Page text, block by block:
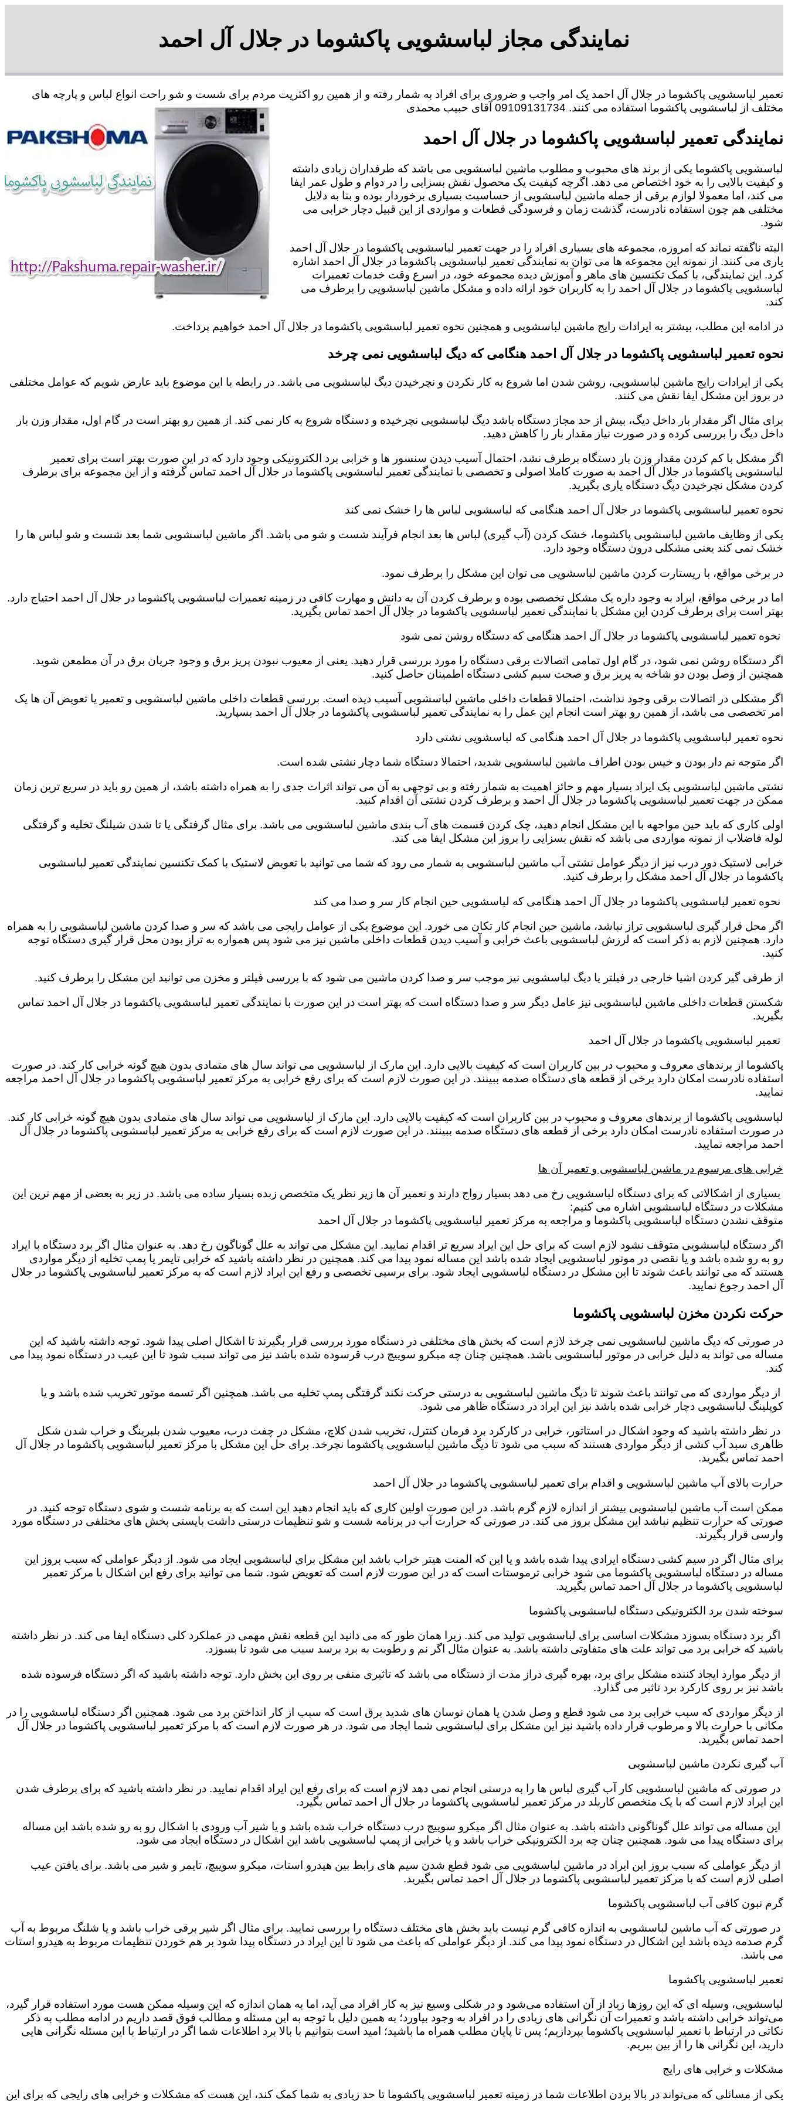
نمایندگی مجاز لباسشویی پاکشوما در جلال آل احمد
تعمیر لباسشویی پاکشوما در جلال آل احمد یک امر واجب و ضروری برای افراد به شمار رفته و از همین رو اکثریت مردم برای شست و شو راحت انواع لباس و پارچه های
مختلف از لباسشویی پاکشوما استفاده می کنند. 09109131734 آقای حبیب محمدی
نمایندگی تعمیر لباسشویی پاکشوما در جلال آل احمد
لباسشویی پاکشوما یکی از برند های محبوب و مطلوب ماشین لباسشویی می باشد که طرفداران زیادی داشته
و کیفیت بالایی را به خود اختصاص می دهد. اگرچه کیفیت یک محصول نقش بسزایی را در دوام و طول عمر ایفا
می کند، اما معمولا لوازم برقی از جمله ماشین لباسشویی از حساسیت بسیاری برخوردار بوده و بنا به دلایل
مختلفی هم چون استفاده نادرست، گذشت زمان و فرسودگی قطعات و مواردی از این قبیل دچار خرابی می
شود.
البته ناگفته نماند که امروزه، مجموعه های بسیاری افراد را در جهت تعمیر لباسشویی پاکشوما در جلال آل احمد
یاری می کنند. از نمونه این مجموعه ها می توان به نمایندگی تعمیر لباسشویی پاکشوما در جلال آل احمد اشاره
کرد. این نمایندگی، با کمک تکنسین های ماهر و آموزش دیده مجموعه خود، در اسرع وقت خدمات تعمیرات
لباسشویی پاکشوما در جلال آل احمد را به کاربران خود ارائه داده و مشکل ماشین لباسشویی را برطرف می
کند.
در ادامه این مطلب، بیشتر به ایرادات رایج ماشین لباسشویی و همچنین نحوه تعمیر لباسشویی پاکشوما در جلال آل احمد خواهیم پرداخت.
نحوه تعمیر لباسشویی پاکشوما در جلال آل احمد هنگامی که دیگ لباسشویی نمی چرخد
یکی از ایرادات رایج ماشین لباسشویی، روشن شدن اما شروع به کار نکردن و نچرخیدن دیگ لباسشویی می باشد. در رابطه با این موضوع باید عارض شویم که عوامل مختلفی
در بروز این مشکل ایفا نقش می کنند.
برای مثال اگر مقدار بار داخل دیگ، بیش از حد مجاز دستگاه باشد دیگ لباسشویی نچرخیده و دستگاه شروع به کار نمی کند. از همین رو بهتر است در گام اول، مقدار وزن بار
داخل دیگ را بررسی کرده و در صورت نیاز مقدار بار را کاهش دهید‌.
اگر مشکل با کم کردن مقدار وزن بار دستگاه برطرف نشد، احتمال آسیب دیدن سنسور ها و خرابی برد الکترونیکی وجود دارد که در این صورت بهتر است برای تعمیر
لباسشویی پاکشوما در جلال آل احمد به صورت کاملا اصولی و تخصصی با نمایندگی تعمیر لباسشویی پاکشوما در جلال آل احمد تماس گرفته و از این مجموعه برای برطرف
کردن مشکل نچرخیدن دیگ دستگاه یاری بگیرید.
نحوه تعمیر لباسشویی پاکشوما در جلال آل احمد هنگامی که لباسشویی لباس ها را خشک نمی کند
یکی از وظایف ماشین لباسشویی پاکشوما، خشک کردن (آب گیری) لباس ها بعد انجام فرآیند شست و شو می باشد. اگر ماشین لباسشویی شما بعد شست و شو لباس ها را
خشک نمی کند یعنی مشکلی درون دستگاه وجود دارد.
در برخی مواقع، با ریستارت کردن ماشین لباسشویی می توان این مشکل را برطرف نمود.
اما در برخی مواقع، ایراد به وجود داره یک مشکل تخصصی بوده و برطرف کردن آن به دانش و مهارت کافی در زمینه تعمیرات لباسشویی پاکشوما در جلال آل احمد احتیاج دارد.
بهتر است برای برطرف کردن این مشکل با نمایندگی تعمیر لباسشویی پاکشوما در جلال آل احمد تماس بگیرید.
نحوه تعمیر لباسشویی پاکشوما در جلال آل احمد هنگامی که دستگاه روشن نمی شود
اگر دستگاه روشن نمی شود، در گام اول تمامی اتصالات برقی دستگاه را مورد بررسی قرار دهید. یعنی از معیوب نبودن پریز برق و وجود جریان برق در آن مطمعن شوید.
همچنین از وصل بودن دو شاخه به پریز برق و صحت سیم کشی دستگاه اطمینان حاصل کنید.
اگر مشکلی در اتصالات برقی وجود نداشت، احتمالا قطعات داخلی ماشین لباسشویی آسیب دیده است‌. بررسی قطعات داخلی ماشین لباسشویی و تعمیر یا تعویض آن ها یک
امر تخصصی می باشد، از همین رو بهتر است انجام این عمل را به نمایندگی تعمیر لباسشویی پاکشوما در جلال آل احمد بسپارید.
نحوه تعمیر لباسشویی پاکشوما در جلال آل احمد هنگامی که لباسشویی نشتی دارد
اگر متوجه نم دار بودن و خیس بودن اطراف ماشین لباسشویی شدید، احتمالا دستگاه شما دچار نشتی شده است‌.
نشتی ماشین لباسشویی یک ایراد بسیار مهم و حائز اهمیت به شمار رفته و بی توجهی به آن می تواند اثرات جدی را به همراه داشته باشد، از همین رو باید در سریع ترین زمان
ممکن در جهت تعمیر لباسشویی پاکشوما در جلال آل احمد و برطرف کردن نشتی آن اقدام کنید.
اولی کاری که باید حین مواجهه با این مشکل انجام دهید، چک کردن قسمت های آب بندی ماشین لباسشویی می باشد. برای مثال گرفتگی یا تا شدن شیلنگ تخلیه و گرفتگی
لوله فاضلاب از نمونه مواردی می باشد که نقش بسزایی را بروز این مشکل ایفا می کند‌‌.
خرابی لاستیک دور درب نیز از دیگر عوامل نشتی آب ماشین لباسشویی به شمار می رود که شما می توانید با تعویض لاستیک با کمک تکنسین نمایندگی تعمیر لباسشویی
پاکشوما در جلال آل احمد مشکل را برطرف کنید.
نحوه تعمیر لباسشویی پاکشوما در جلال آل احمد هنگامی که لباسشویی حین انجام کار سر و صدا می کند
اگر محل قرار گیری لباسشویی تراز نباشد، ماشین حین انجام کار تکان می خورد‌. این موضوع یکی از عوامل رایجی می باشد که سر و صدا کردن ماشین لباسشویی را به همراه
دارد. همچنین لازم به ذکر است که لرزش لباسشویی باعث خرابی و آسیب دیدن قطعات داخلی ماشین نیز می شود پس همواره به تراز بودن محل قرار گیری دستگاه توجه
کنید.
از طرفی گیر کردن اشیا خارجی در فیلتر یا دیگ لباسشویی نیز موجب سر و صدا کردن ماشین می شود که با بررسی فیلتر و مخزن می توانید این مشکل را برطرف کنید.
شکستن قطعات داخلی ماشین لباسشویی نیز عامل دیگر سر و صدا دستگاه است که بهتر است در این صورت با نمایندگی تعمیر لباسشویی پاکشوما در جلال آل احمد تماس
بگیرید.
تعمیر لباسشویی پاکشوما در جلال آل احمد
پاکشوما از برندهای معروف و محبوب در بین کاربران است که کیفیت بالایی دارد. این مارک از لباسشویی می تواند سال های متمادی بدون هیچ گونه خرابی کار کند. در صورت
استفاده نادرست امکان دارد برخی از قطعه های دستگاه صدمه ببینند. در این صورت لازم است که برای رفع خرابی به مرکز تعمیر لباسشویی پاکشوما در جلال آل احمد مراجعه
نمایید.
لباسشویی پاکشوما از برندهای معروف و محبوب در بین کاربران است که کیفیت بالایی دارد. این مارک از لباسشویی می تواند سال های متمادی بدون هیچ گونه خرابی کار کند.
در صورت استفاده نادرست امکان دارد برخی از قطعه های دستگاه صدمه ببینند. در این صورت لازم است که برای رفع خرابی به مرکز تعمیر لباسشویی پاکشوما در جلال آل
احمد مراجعه نمایید.
خرابی های مرسوم در ماشین لباسشویی و تعمیر آن ها
بسیاری از اشکالاتی که برای دستگاه لباسشویی رخ می دهد بسیار رواج دارند و تعمیر آن ها زیر نظر یک متخصص زبده بسیار ساده می باشد. در زیر به بعضی از مهم ترین این
مشکلات در دستگاه لباسشویی اشاره می کنیم:
متوقف نشدن دستگاه لباسشویی پاکشوما و مراجعه به مرکز تعمیر لباسشویی پاکشوما در جلال آل احمد
اگر دستگاه لباسشویی متوقف نشود لازم است که برای حل این ایراد سریع تر اقدام نمایید. این مشکل می تواند به علل گوناگون رخ دهد. به عنوان مثال اگر برد دستگاه با ایراد
رو به رو شده باشد و یا نقصی در موتور لباسشویی ایجاد شده باشد این مساله نمود پیدا می کند. همچنین در نظر داشته باشید که خرابی تایمر یا پمپ تخلیه از دیگر مواردی
هستند که می توانند باعث شوند تا این مشکل در دستگاه لباسشویی ایجاد شود. برای برسیی تخصصی و رفع این ایراد لازم است که به مرکز تعمیر لباسشویی پاکشوما در جلال
آل احمد رجوع نمایید.
حرکت نکردن مخزن لباسشویی پاکشوما
در صورتی که دیگ ماشین لباسشویی نمی چرخد لازم است که بخش های مختلفی در دستگاه مورد بررسی قرار بگیرند تا اشکال اصلی پیدا شود. توجه داشته باشید که این
مساله می تواند به دلیل خرابی در موتور لباسشویی باشد. همچنین چنان چه میکرو سوییچ درب قرسوده شده باشد نیز می تواند سبب شود تا این عیب در دستگاه نمود پیدا می
کند.
از دیگر مواردی که می توانند باعث شوند تا دیگ ماشین لباسشویی به درستی حرکت نکند گرفتگی پمپ تخلیه می باشد. همچنین اگر تسمه موتور تخریب شده باشد و یا
کوپلینگ لباسشویی دچار خرابی شده باشد نیز این ایراد در دستگاه ظاهر می شود.
در نظر داشته باشید که وجود اشکال در استاتور، خرابی در کارکرد برد فرمان کنترل، تخریب شدن کلاچ، مشکل در چفت درب، معیوب شدن بلبرینگ و خراب شدن شکل
ظاهری سبد آب کشی از دیگر مواردی هستند که سبب می شود تا دیگ ماشین لباسشویی پاکشوما نچرخد. برای حل این مشکل با مرکز تعمیر لباسشویی پاکشوما در جلال آل
احمد تماس بگیرید.
حرارت بالای آب ماشین لباسشویی و اقدام برای تعمیر لباسشویی پاکشوما در جلال آل احمد
ممکن است آب ماشین لباسشویی بیشتر از اندازه لازم گرم باشد. در این صورت اولین کاری که باید انجام دهید این است که به برنامه شست و شوی دستگاه توجه کنید. در
صورتی که حرارت تنظیم نباشد این مشکل بروز می کند. در صورتی که حرارت آب در برنامه شست و شو تنظیمات درستی داشت بایستی بخش های مختلفی در دستگاه مورد
وارسی قرار بگیرند.
برای مثال اگر در سیم کشی دستگاه ایرادی پیدا شده باشد و یا این که المنت هیتر خراب باشد این مشکل برای لباسشویی ایجاد می شود. از دیگر عواملی که سبب بروز این
مساله در دستگاه لباسشویی پاکشوما می شود خرابی ترموستات است که در این صورت لازم است که تعویض شود. شما می توانید برای رفع این اشکال با مرکز تعمیر
لباسشویی پاکشوما در جلال آل احمد تماس بگیرید.
سوخته شدن برد الکترونیکی دستگاه لباسشویی پاکشوما
اگر برد دستگاه بسوزد مشکلات اساسی برای لباسشویی تولید می کند. زیرا همان طور که می دانید این قطعه نقش مهمی در عملکرد کلی دستگاه ایفا می کند. در نظر داشته
باشید که خرابی برد می تواند علت های متفاوتی داشته باشد. به عنوان مثال اگر نم و رطوبت به برد برسد سبب می شود تا بسوزد.
از دیگر موارد ایجاد کننده مشکل برای برد، بهره گیری دراز مدت از دستگاه می باشد که تاثیری منفی بر روی این بخش دارد. توجه داشته باشید که اگر دستگاه فرسوده شده
باشد نیز بر روی کارکرد برد تاثیر می گذارد.
از دیگر مواردی که سبب خرابی برد می شود قطع و وصل شدن یا همان نوسان های شدید برق است که سبب از کار انداختن برد می شود. همچنین اگر دستگاه لباسشویی را در
مکانی با حرارت بالا و مرطوب قرار داده باشید نیز این مشکل برای لباسشویی شما ایجاد می شود. در هر صورت لازم است که با مرکز تعمیر لباسشویی پاکشوما در جلال آل
احمد تماس بگیرید.
آب گیری نکردن ماشین لباسشویی
در صورتی که ماشین لباسشویی کار آب گیری لباس ها را به درستی انجام نمی دهد لازم است که برای رفع این ایراد اقدام نمایید. در نظر داشته باشید که برای برطرف شدن
این ایراد لازم است که با یک متخصص کاربلد در مرکز تعمیر لباسشویی پاکشوما در جلال آل احمد تماس بگیرد.
این مساله می تواند علل گوناگونی داشته باشد. به عنوان مثال اگر میکرو سوییچ درب دستگاه خراب شده باشد و یا شیر آب ورودی با اشکال رو به رو شده باشد این مساله
برای دستگاه پیدا می شود. همچنین چنان چه برد الکترونیکی خراب باشد و یا خرابی از پمپ لباسشویی باشد این اشکال در دستگاه ایجاد می شود.
از دیگر عواملی که سبب بروز این ایراد در ماشین لباسشویی می شود قطع شدن سیم های رابط بین هیدرو استات، میکرو سوییچ، تایمر و شیر می باشد. برای یافتن عیب
اصلی لازم است که با مرکز تعمیر لباسشویی پاکشوما در جلال آل احمد تماس بگیرید.
گرم نبون کافی آب لباسشویی پاکشوما
در صورتی که آب ماشین لباسشویی به اندازه کافی گرم نیست باید بخش های مختلف دستگاه را بررسی نمایید. برای مثال اگر شیر برقی خراب باشد و یا شلنگ مربوط به آب
گرم صدمه دیده باشد این اشکال در دستگاه نمود پیدا می کند. از دیگر عواملی که باعث می شود تا این ایراد در دستگاه پیدا شود بر هم خوردن تنظیمات مربوط به هیدرو استات
می باشد.
تعمیر لباسشویی پاکشوما
لباسشویی، وسیله ای که این روزها زیاد از آن استفاده می‌شود و در شکلی وسیع نیز به کار افراد می آید، اما به همان اندازه که این وسیله ممکن هست مورد استفاده قرار گیرد،
می‌تواند خرابی داشته باشد و تعمیرات آن نگرانی های زیادی را در افراد به وجود بیاورد؛ به همین دلیل با توجه به این مسئله و مطالب فوق قصد داریم در ادامه مطلب به ذکر
نکاتی در ارتباط با تعمیر لباسشویی پاکشوما بپردازیم؛ پس تا پایان مطلب همراه ما باشید؛ امید است بتوانیم با بالا برد اطلاعات شما اگر در ارتباط با این مسئله نگرانی هایی
دارید، این نگرانی ها را از بین ببریم.
مشکلات و خرابی های رایج
یکی از مسائلی که می‌تواند در بالا بردن اطلاعات شما در زمینه تعمیر لباسشویی پاکشوما تا حد زیادی به شما کمک کند، این هست که مشکلات و خرابی های رایجی که برای این